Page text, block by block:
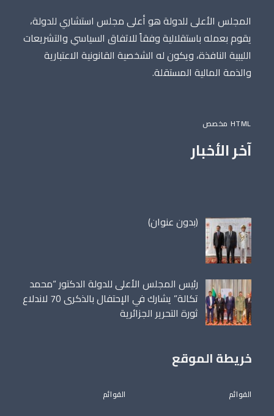
المجلس الأعلى للدولة هو أعلى مجلس استشاري للدولة،
يقوم بعمله باستقلالية وفقاً للاتفاق السياسي والتشريعات
الليبية النافذة، ويكون له الشخصية القانونية الاعتبارية
والذمة المالية المستقلة.
HTML مخصص
آخر الأخبار
(بدون عنوان)مقالة
رئيس المجلس الأعلى للدولة الدكتور “محمد
تكالة” يشارك في الإحتفال بالذكرى 70 لاندلاع
ثورة التحرير الجزائرية
خريطة الموقع
القوائم القوائم